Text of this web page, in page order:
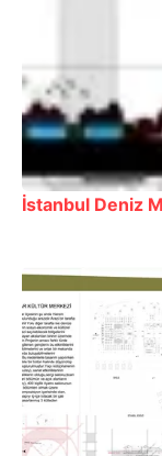
İstanbul Deniz